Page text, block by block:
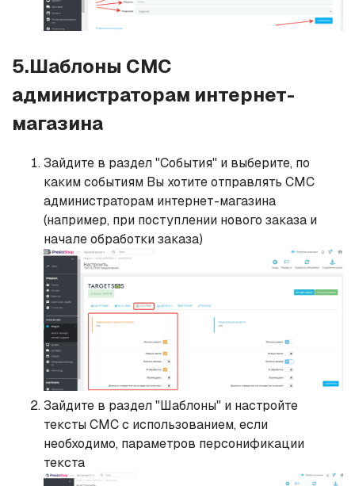
5.Шаблоны СМС
администраторам интернет-
магазина
Зайдите в раздел "События" и выберите, по
каким событиям Вы хотите отправлять СМС
администраторам интернет-магазина
(например, при поступлении нового заказа и
начале обработки заказа)
Зайдите в раздел "Шаблоны" и настройте
тексты СМС с использованием, если
необходимо, параметров персонификации
текста